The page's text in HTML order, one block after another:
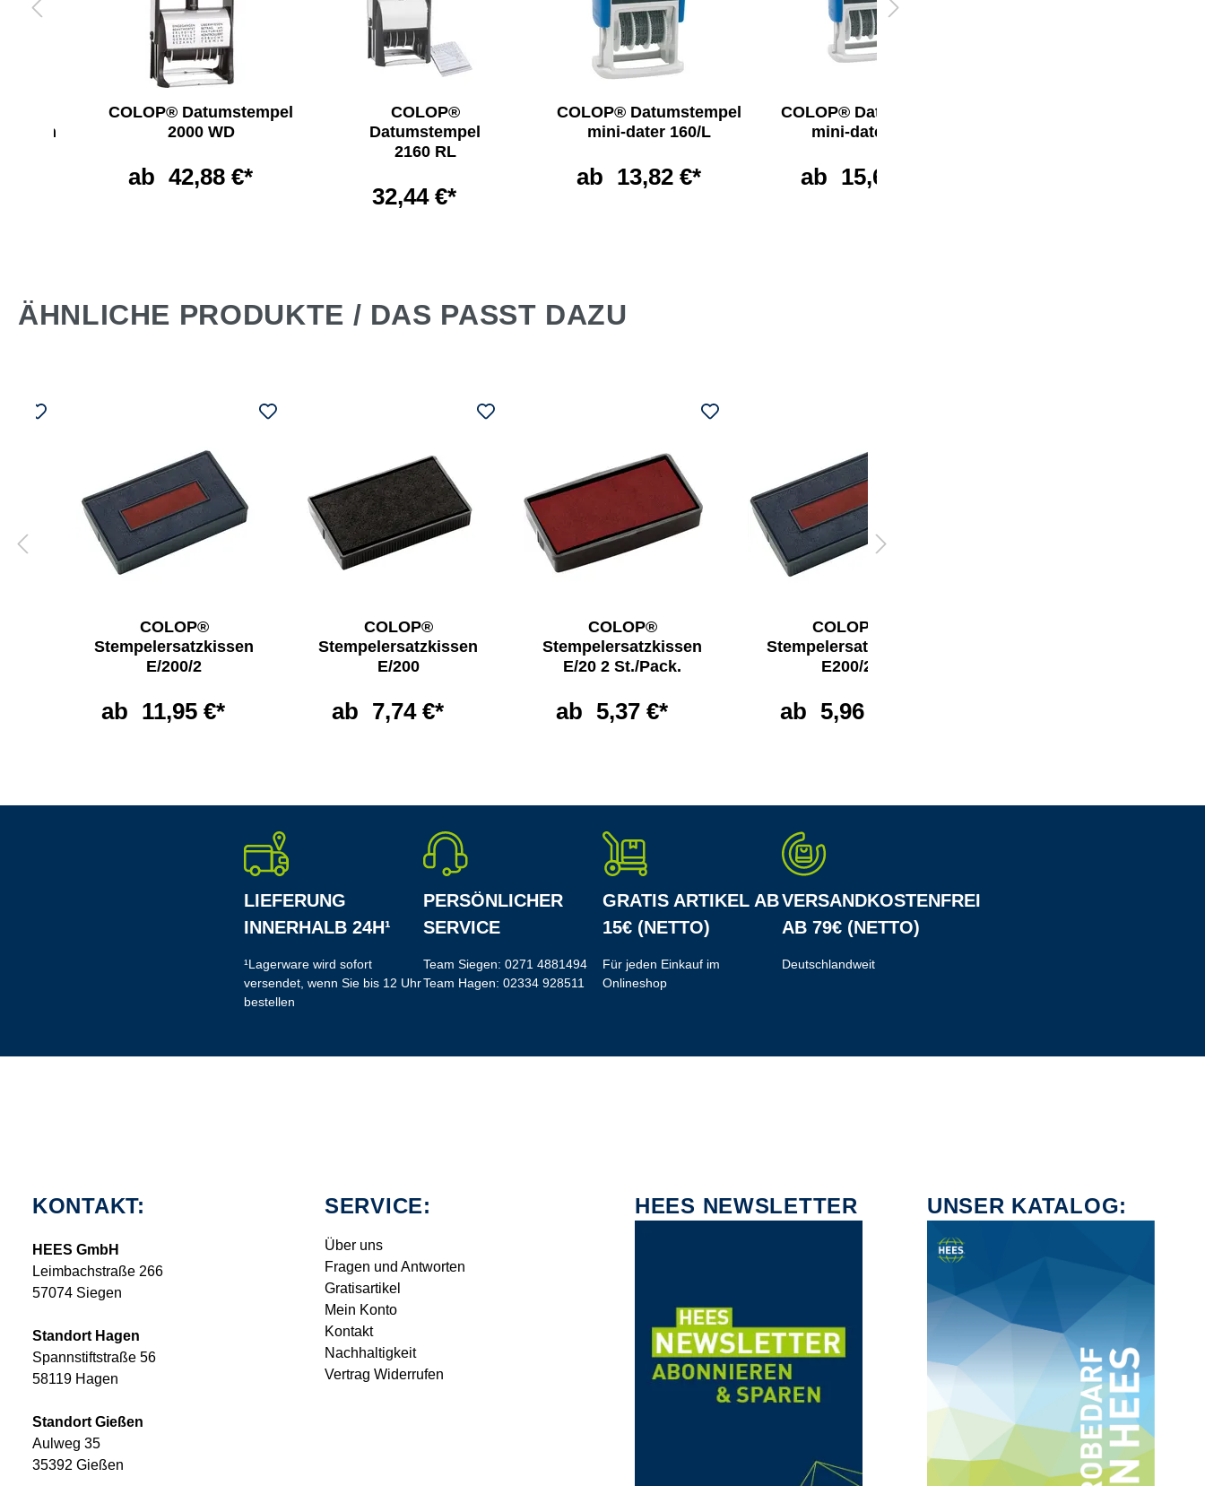
COLOP® Datumstempel
2000 WD
ab 42,88 €*
COLOP®
Datumstempel
2160 RL
32,44 €*
COLOP® Datumstempel
mini-dater 160/L
ab 13,82 €*
COLOP® Datumstempel
mini-dater 160/L
ab 15,68 €*
ÄHNLICHE PRODUKTE / DAS PASST DAZU
COLOP®
Stempelersatzkissen
E/200/2
ab 11,95 €*
COLOP®
Stempelersatzkissen
E/200
ab 7,74 €*
COLOP®
Stempelersatzkissen
E/20 2 St./Pack.
ab 5,37 €*
COLOP®
Stempelersatzkissen
E200/2
ab 5,96 €*
LIEFERUNG
INNERHALB 24H¹
¹Lagerware wird sofort
versendet, wenn Sie bis 12 Uhr
bestellen
PERSÖNLICHER
SERVICE
Team Siegen: 0271 4881494
Team Hagen: 02334 928511
GRATIS ARTIKEL AB
15€ (NETTO)
Für jeden Einkauf im
Onlineshop
VERSANDKOSTENFREI
AB 79€ (NETTO)
Deutschlandweit
KONTAKT:
HEES GmbH
Leimbachstraße 266
57074 Siegen
Standort Hagen
Spannstiftstraße 56
58119 Hagen
Standort Gießen
Aulweg 35
35392 Gießen
SERVICE:
Über uns
Fragen und Antworten
Gratisartikel
Mein Konto
Kontakt
Nachhaltigkeit
Vertrag Widerrufen
HEES NEWSLETTER UNSER KATALOG: